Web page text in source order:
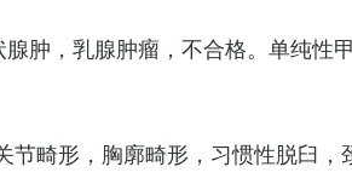
肿，乳腺肿瘤，不合格。单纯性
畸形，胸廓畸形，习惯性脱臼，